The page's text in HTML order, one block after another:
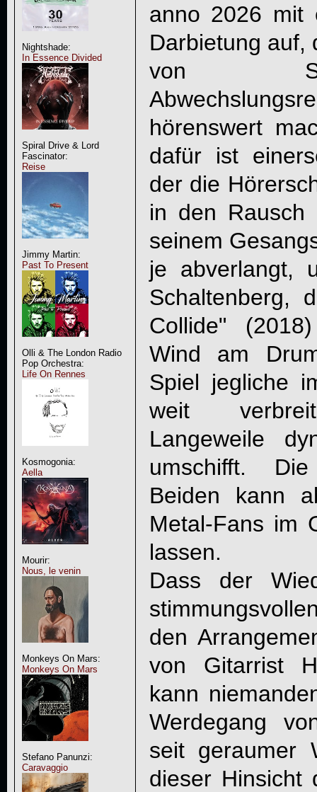
Nightshade:
In Essence Divided
Spiral Drive & Lord
Fascinator:
Reise
Jimmy Martin:
Past To Present
Olli & The London Radio
Pop Orchestra:
Life On Rennes
Kosmogonia:
Aella
Mourir:
Nous, le venin
Monkeys On Mars:
Monkeys On Mars
Stefano Panunzi:
Caravaggio
anno 2026 mit
Darbietung auf,
von
hörenswert
dafür ist
der die
in den Rausch
seinem
je abverlangt,
Schaltenberg,
Collide"
Wind am
Spiel jegliche
weit
Langeweile
umschifft.
Beiden kann
Metal-Fans im
lassen.
Dass der
den
von Gitarrist
kann
Werdegang
seit geraumer
dieser Hinsicht